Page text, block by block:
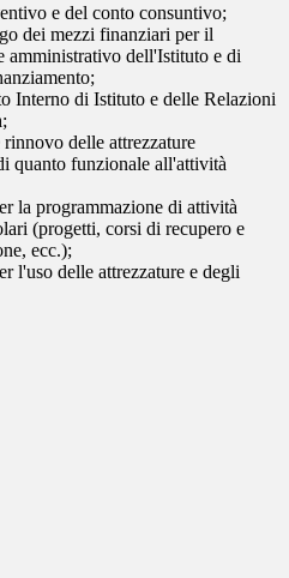
e del conto consuntivo;
dei mezzi finanziari per il
amministrativo dell'Istituto e di
Interno di Istituto e delle Relazioni
delle attrezzature
quanto funzionale all'attività
la programmazione di attività
(progetti, corsi di recupero e
ecc.);
l'uso delle attrezzature e degli